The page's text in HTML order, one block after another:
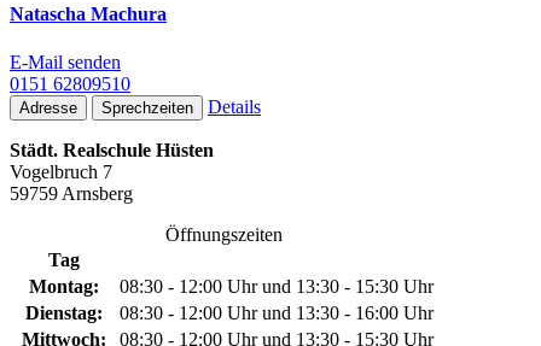
Natascha Machura
E-Mail senden
0151 62809510
Adresse Sprechzeiten Details
Städt. Realschule Hüsten
Vogelbruch 7
59759 Arnsberg
Öffnungszeiten
Tag
Montag:
08:30 - 12:00 Uhr und 13:30 - 15:30 Uhr
Dienstag:
08:30 - 12:00 Uhr und 13:30 - 16:00 Uhr
Mittwoch:
08:30 - 12:00 Uhr und 13:30 - 15:30 Uhr